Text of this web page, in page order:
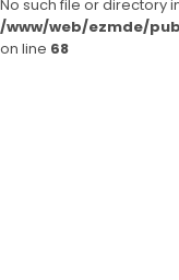
No such file or directory
/www/web/ezmde/
on line 68